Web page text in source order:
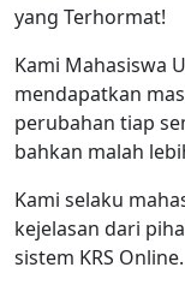
yang Terhormat!
Kami Mahasiswa
mendapatkan
perubahan tiap
bahkan malah
Kami selaku
kejelasan dari
sistem KRS Online.